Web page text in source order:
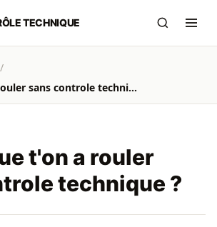
principal
TECHNIQUE
/
Que risque t'on a rouler sans controle technique ?
t'on a rouler
technique ?